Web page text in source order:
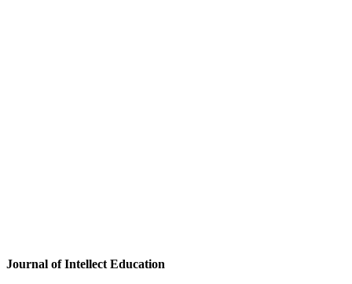
Journal of Intellect Education